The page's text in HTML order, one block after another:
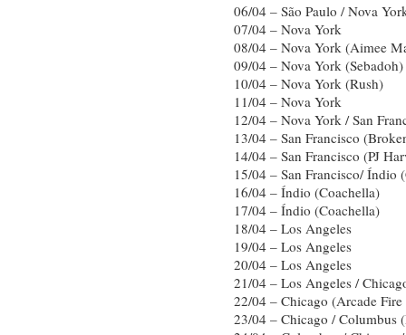
06/04 – São Paulo / Nova
07/04 – Nova York
08/04 – Nova York (Aimee
09/04 – Nova York (Sebadoh)
10/04 – Nova York (Rush)
11/04 – Nova York
12/04 – Nova York / San
13/04 – San Francisco
14/04 – San Francisco (PJ
15/04 – San Francisco/ Índio
16/04 – Índio (Coachella)
17/04 – Índio (Coachella)
18/04 – Los Angeles
19/04 – Los Angeles
20/04 – Los Angeles
21/04 – Los Angeles /
22/04 – Chicago (Arcade
23/04 – Chicago / Columbus